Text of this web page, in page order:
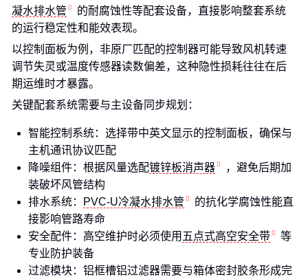
凝水排水管
的耐腐蚀性等配套设备，直接影响整套系统
的运行稳定性和能效表现。
以控制面板为例，非原厂匹配的控制器可能导致风机转速
调节失灵或温度传感器读数偏差，这种隐性损耗往往在后
期运维时才暴露。
关键配套系统需要与主设备同步规划：
智能控制系统：选择带中英文显示的控制面板，确保与
主机通讯协议匹配
降噪组件：根据风量选配镀锌板消声器
，避免后期加
装破坏风管结构
排水系统：
PVC-U冷凝水排水管
的抗化学腐蚀性能直
接影响管路寿命
安全配件：高空维护时必须使用 五点式高空安全带
等
专业防护装备
过滤模块：铝框槽铝过滤器需要与箱体密封胶条形成完